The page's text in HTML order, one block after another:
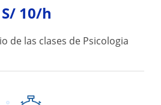
S/ 10/h
de las clases de Psicologia